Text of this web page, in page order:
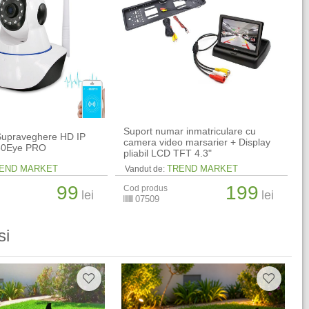
HD IP
PRO
MARKET
99 lei
Suport numar inmatriculare cu
camera video marsarier + Display
pliabil LCD TFT 4.3"
Vandut de: TREND MARKET
Cod produs
07509 199 lei